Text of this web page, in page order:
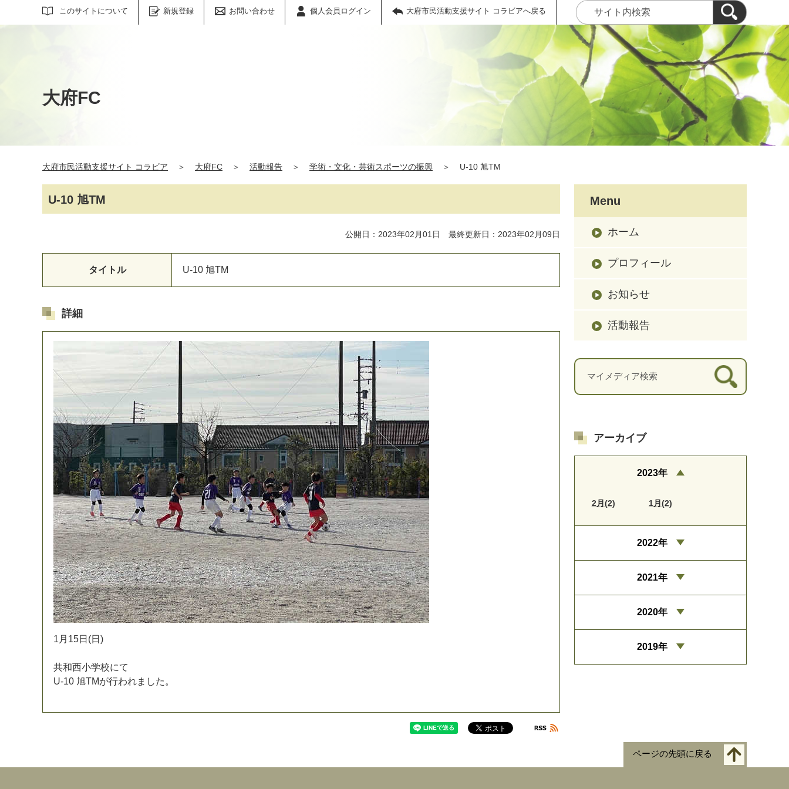
このサイトについて 新規登録 お問い合わせ 個人会員ログイン 大府市民活動支援サイト コラビアへ戻る
サイト内検索
大府FC
大府市民活動支援サイト コラビア ＞ 大府FC ＞ 活動報告 ＞ 学術・文化・芸術スポーツの振興 ＞ U-10 旭TM
U-10 旭TM
公開日：2023年02月01日 最終更新日：2023年02月09日
タイトル U-10 旭TM
詳細
1 月 15日 (日 )
共和西小学校にて
U-10 旭TMが行われま した 。
Menu
ホーム
プロフィール
お知らせ
活動報告
アーカイブ
2023年
2月(2) 1月(2)
2022年
2021年
2020年
2019年
ページの先頭に戻る